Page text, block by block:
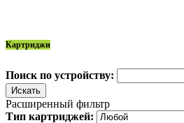
Картриджи
Поиск по устройству:
Расширенный фильтр
Тип картриджей: